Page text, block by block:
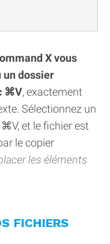
X vous
un dossier
⌘V, exactement
Sélectionnez un
et le fichier est
le copier
les éléments
FICHIERS